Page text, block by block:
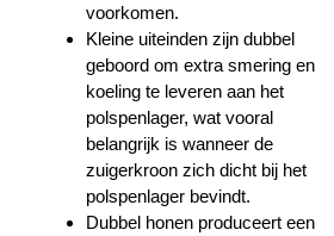
voorkomen.
Kleine uiteinden zijn dubbel
geboord om extra smering en
koeling te leveren aan het
polspenlager, wat vooral
belangrijk is wanneer de
zuigerkroon zich dicht bij het
polspenlager bevindt.
Dubbel honen produceert een